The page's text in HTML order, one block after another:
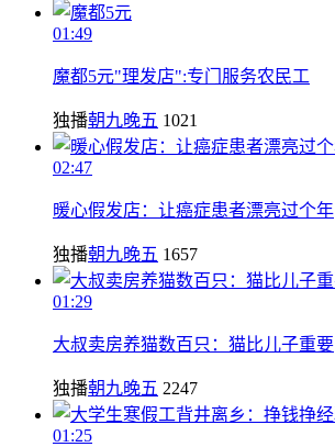
01:49
魔都5元"理发店":专门服务农民工
独播朝九晚五 1021
02:47
暖心假发店：让癌症患者漂亮过个年
独播朝九晚五 1657
01:29
大叔卖房养猫数百只：猫比儿子重要
独播朝九晚五 2247
01:25